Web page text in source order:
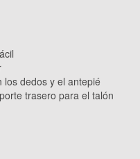
dedos y el antepié
trasero para el talón